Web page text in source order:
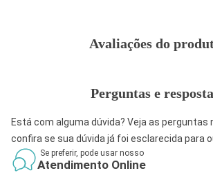
Avaliações do
Perguntas e
Está com alguma dúvida? Veja as
confira se sua dúvida já foi esclarecida para
Se preferir, pode usar nosso
Atendimento Online